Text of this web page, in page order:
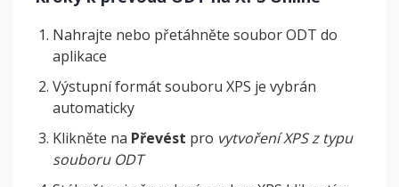
Nahrajte nebo přetáhněte soubor ODT do
aplikace
Výstupní formát souboru XPS je vybrán
automaticky
Klikněte na Převést pro vytvoření XPS z typu
souboru ODT